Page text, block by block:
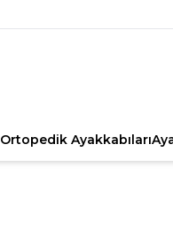
Ortopedik Ayakkabıları